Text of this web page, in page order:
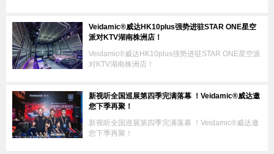
Veidamic®威达HK10plus强势进驻STAR ONE星空
派对KTV湖南株洲店！
Veidamic®威达HK10plus强势进驻STAR ONE星空派
对KTV湖南株洲店！
新视听全国巡展第四季完满落幕 ！Veidamic®威达邀
您下季再聚！
新视听全国巡展第四季完满落幕 ！Veidamic®威达邀
您下季再聚！